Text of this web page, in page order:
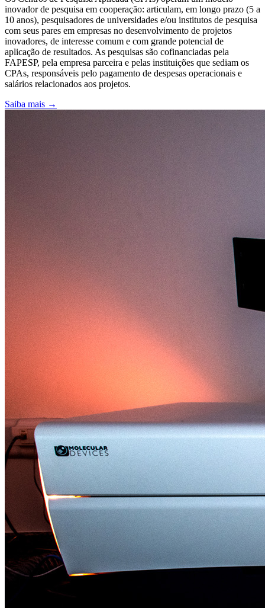
inovador de pesquisa em cooperação: articulam, em longo prazo (5 a
10 anos), pesquisadores de universidades e/ou institutos de pesquisa
com seus pares em empresas no desenvolvimento de projetos
inovadores, de interesse comum e com grande potencial de
aplicação de resultados. As pesquisas são cofinanciadas pela
FAPESP, pela empresa parceira e pelas instituições que sediam os
CPAs, responsáveis pelo pagamento de despesas operacionais e
salários relacionados aos projetos.
Saiba mais →